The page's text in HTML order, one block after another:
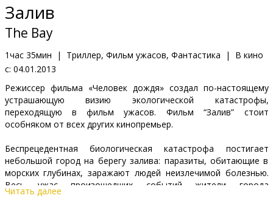
Клуб
Залив
The Bay
1час 35мин | Триллер, Фильм ужасов, Фантастика |
В кино
с: 04.01.2013
Режиссер фильма «Человек дождя» создал по-настоящему
устрашающую визию экологической катастрофы,
переходящую в фильм ужасов. Фильм “Залив” стоит
особняком от всех других кинопремьер.
Беспрецедентная биологическая катастрофа постигает
небольшой город на берегу залива: паразиты, обитающие в
морских глубинах, заражают людей неизлечимой болезнью.
Весь ужас произошедших событий жители города
запечатлели на видео, которое выкладывали в интернет.
Читать далее